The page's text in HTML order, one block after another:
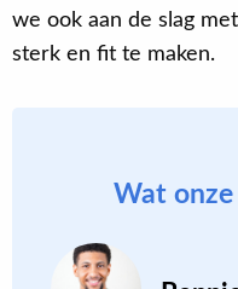
we ook aan de slag
sterk en fit te maken.
Wat onze